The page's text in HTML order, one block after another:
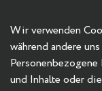
Wir verwenden
während andere
und Inhalte oder